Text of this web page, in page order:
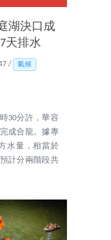
湖決口成
天排水
/
氣候
30分許，華容
成合龍。據專
水量，相當於
計分兩階段共